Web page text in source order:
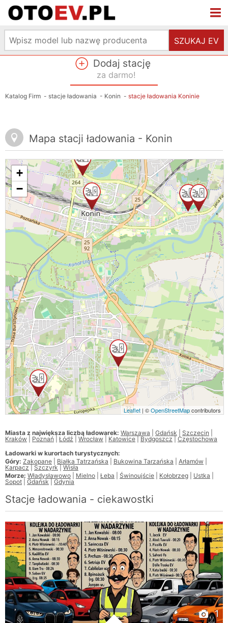
SZUKAJ EV
Dodaj stację
za darmo!
Katalog Firm - stacje ładowania - Konin - stacje ładowania Koninie
Mapa stacji ładowania - Konin
+
−
Leaflet | ©OpenStreetMapcontributors
Miasta z największa liczbą ładowarek: Warszawa Gdańsk Szczecin
Kraków
Poznań Łódź Wrocław Katowice Bydgoszcz
Częstochowa
Ładowarki w kurortach turystycznych:
Góry: Zakopane Białka Tatrzańska Bukowina Tarzańska Arłamów
Karpacz
Szczyrk
Wisła
Morze: Władysławowo Mielno Łeba Świnoujście Kołobrzeg Ustka
Sopot
Gdańsk Gdynia
Stacje ładowania - ciekawostki
1